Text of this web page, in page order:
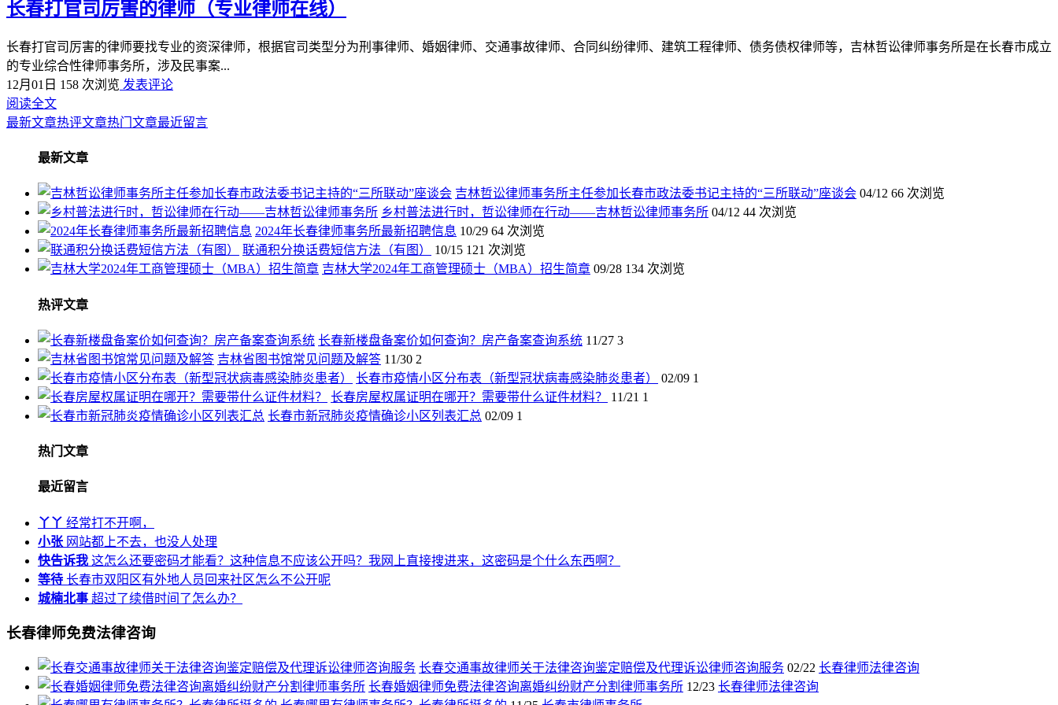
长春打官司厉害的律师（专业律师在线）
长春打官司厉害的律师要找专业的资深律师，根据官司类型分为刑事律师、婚姻律师、交通事故律师、合同纠纷律师、建筑工程律师、债务债权律师等，吉林哲讼律师事务所是在长春市成立
的专业综合性律师事务所，涉及民事案...
12月01日 158 次浏览 发表评论
阅读全文
最新文章热评文章热门文章最近留言
最新文章
吉林哲讼律师事务所主任参加长春市政法委书记主持的“三所联动”座谈会 04/12 66 次浏览
乡村普法进行时，哲讼律师在行动——吉林哲讼律师事务所 04/12 44 次浏览
2024年长春律师事务所最新招聘信息 10/29 64 次浏览
联通积分换话费短信方法（有图）
10/15 121 次浏览
吉林大学2024年工商管理硕士（MBA）招生简章 09/28 134 次浏览
热评文章
长春新楼盘备案价如何查询？房产备案查询系统 11/27 3
吉林省图书馆常见问题及解答 11/30 2
长春市疫情小区分布表（新型冠状病毒感染肺炎患者）
02/09 1
长春房屋权属证明在哪开？需要带什么证件材料？
11/21 1
长春市新冠肺炎疫情确诊小区列表汇总 02/09 1
热门文章
最近留言
丫丫 经常打不开啊，
小张 网站都上不去，也没人处理
快告诉我 这怎么还要密码才能看？这种信息不应该公开吗？我网上直接搜进来，这密码是个什么东西啊？
等待 长春市双阳区有外地人员回来社区怎么不公开呢
城楠北事 超过了续借时间了怎么办？
长春律师免费法律咨询
长春交通事故律师关于法律咨询鉴定赔偿及代理诉讼律师咨询服务 02/22 长春律师法律咨询
长春婚姻律师免费法律咨询离婚纠纷财产分割律师事务所 12/23 长春律师法律咨询